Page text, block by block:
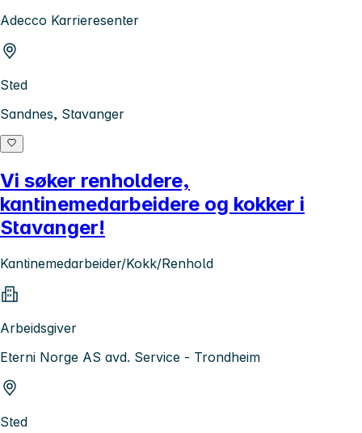
Adecco Karrieresenter
Sted
Sandnes, Stavanger
Vi søker renholdere,
kantinemedarbeidere og kokker i
Stavanger!
Kantinemedarbeider/Kokk/Renhold
Arbeidsgiver
Eterni Norge AS avd. Service - Trondheim
Sted